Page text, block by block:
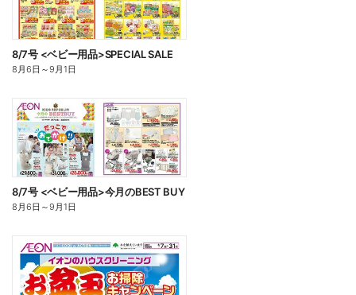
8/7号 <ベビー用品>SPECIAL SALE
8月6日 ～9月1日
8/7号 <ベビー用品>今月のBEST BUY
8月6日 ～9月1日